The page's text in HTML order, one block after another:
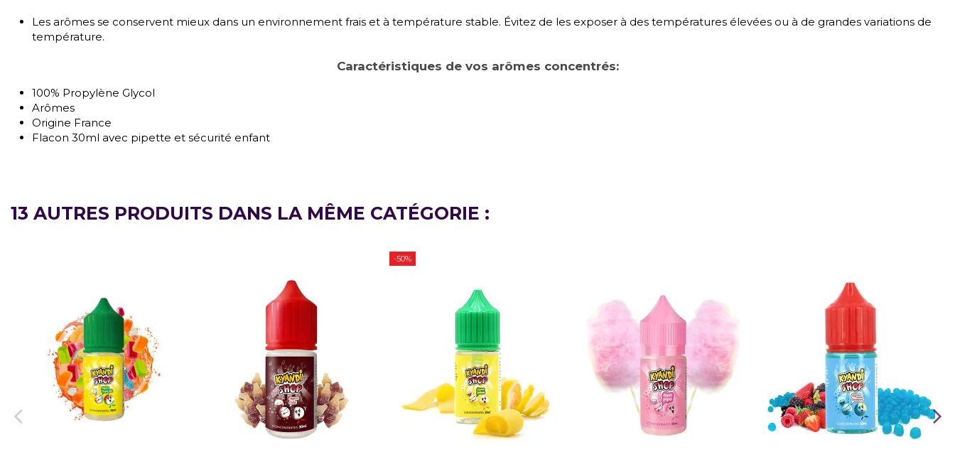
Les arômes se conservent mieux dans un environnement frais et à température stable. Évitez de les exposer à des températures élevées ou à de grandes variations de
température.
Caractéristiques de vos arômes concentrés:
100% Propylène Glycol
Arômes
Origine France
Flacon 30ml avec pipette et sécurité enfant
13 AUTRES PRODUITS DANS LA MÊME CATÉGORIE :
-50%